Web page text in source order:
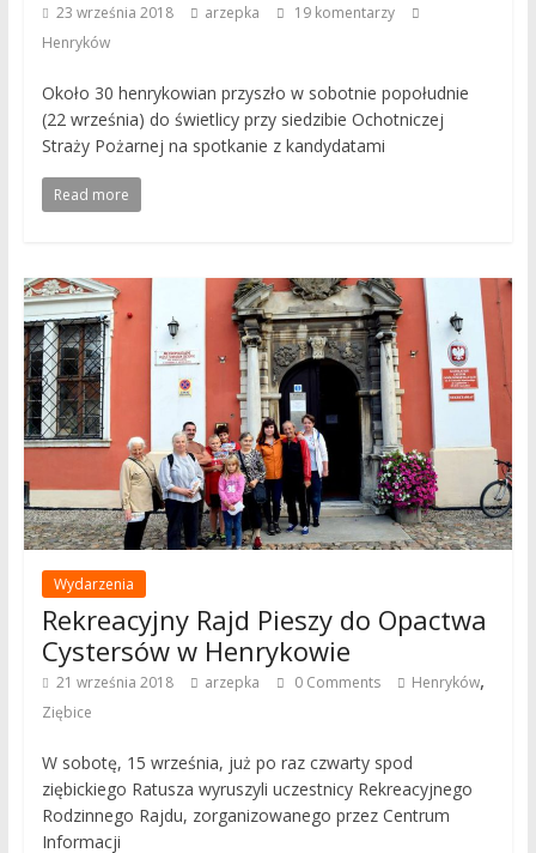
23 września 2018 arzepka
19 komentarzy
Henryków
Około 30 henrykowian przyszło w sobotnie popołudnie
(22 września) do świetlicy przy siedzibie Ochotniczej
Straży Pożarnej na spotkanie z kandydatami
Read more
Wydarzenia
Rekreacyjny Rajd Pieszy do Opactwa
Cystersów w Henrykowie
21 września 2018 arzepka 0 Comments Henryków,
Ziębice
W sobotę, 15 września, już po raz czwarty spod
ziębickiego Ratusza wyruszyli uczestnicy Rekreacyjnego
Rodzinnego Rajdu, zorganizowanego przez Centrum
Informacji